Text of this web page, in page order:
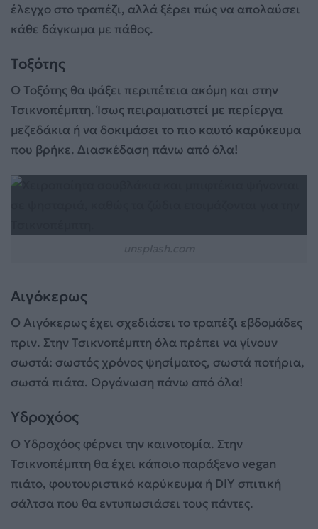
έλεγχο στο τραπέζι, αλλά ξέρει πώς να απολαύσει
κάθε δάγκωμα με πάθος.
Τοξότης
Ο Τοξότης θα ψάξει περιπέτεια ακόμη και στην
Τσικνοπέμπτη. Ίσως πειραματιστεί με περίεργα
μεζεδάκια ή να δοκιμάσει το πιο καυτό καρύκευμα
που βρήκε. Διασκέδαση πάνω από όλα!
Αιγόκερως
Ο Αιγόκερως έχει σχεδιάσει το τραπέζι εβδομάδες
πριν. Στην Τσικνοπέμπτη όλα πρέπει να γίνουν
σωστά: σωστός χρόνος ψησίματος, σωστά ποτήρια,
σωστά πιάτα. Οργάνωση πάνω από όλα!
Υδροχόος
Ο Υδροχόος φέρνει την καινοτομία. Στην
Τσικνοπέμπτη θα έχει κάποιο παράξενο vegan
πιάτο, φουτουριστικό καρύκευμα ή DIY σπιτική
σάλτσα που θα εντυπωσιάσει τους πάντες.